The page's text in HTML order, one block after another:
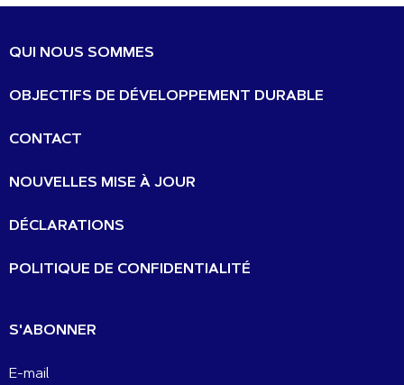
QUI NOUS SOMMES
OBJECTIFS DE DÉVELOPPEMENT DURABLE
CONTACT
NOUVELLES MISE À JOUR
DÉCLARATIONS
POLITIQUE DE CONFIDENTIALITÉ
S'ABONNER
E-mail